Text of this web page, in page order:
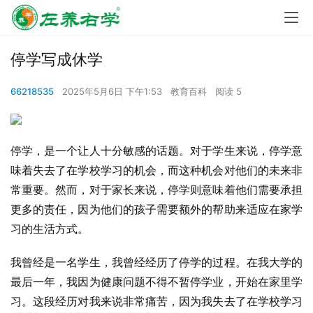
停学写成休学
66218535 2025年5月6日 下午1:53 教育百科 阅读 5
停学，是一个让人十分敏感的话题。对于学生来说，停学意
味着失去了在学校学习的机会，而这种机会对他们的未来非
常重要。然而，对于家长来说，停学则意味着他们需要承担
更多的责任，因为他们的孩子需要额外的帮助来适应在家学
习的生活方式。
我曾经是一名学生，我曾经经历了停学的过程。在我大学的
最后一年，我因为健康问题不得不暂停学业，开始在家里学
习。这段经历对我来说非常痛苦，因为我失去了在学校学习